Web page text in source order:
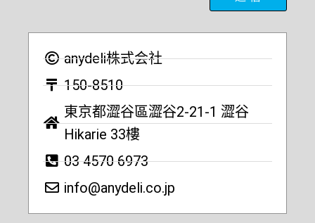
anydeli株式会社
150-8510
東京都澀谷區澀谷2-21-1 澀谷
Hikarie 33樓
03 4570 6973
info@anydeli.co.jp